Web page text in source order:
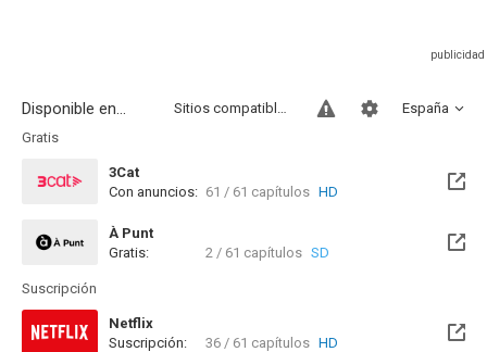
Disponible en... España
Sitios compatibles
Gratis
3Cat
Con anuncios: 61 / 61 capítulos HD
À Punt
Gratis:
2 / 61 capítulos SD
Suscripción
Netflix
Suscripción:
36 / 61 capítulos HD